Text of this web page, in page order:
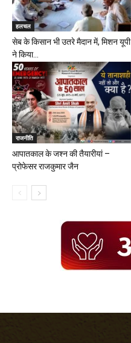
हलचल
सेब के किसान भी उतरे मैदान में, मिशन यूपी
ने किया...
राजनीति
आपातकाल के जश्न की तैयारीयां –
प्रोफेसर राजकुमार जैन